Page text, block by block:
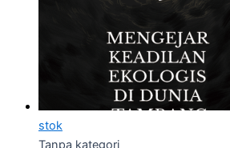
stok
Tanpa kategori